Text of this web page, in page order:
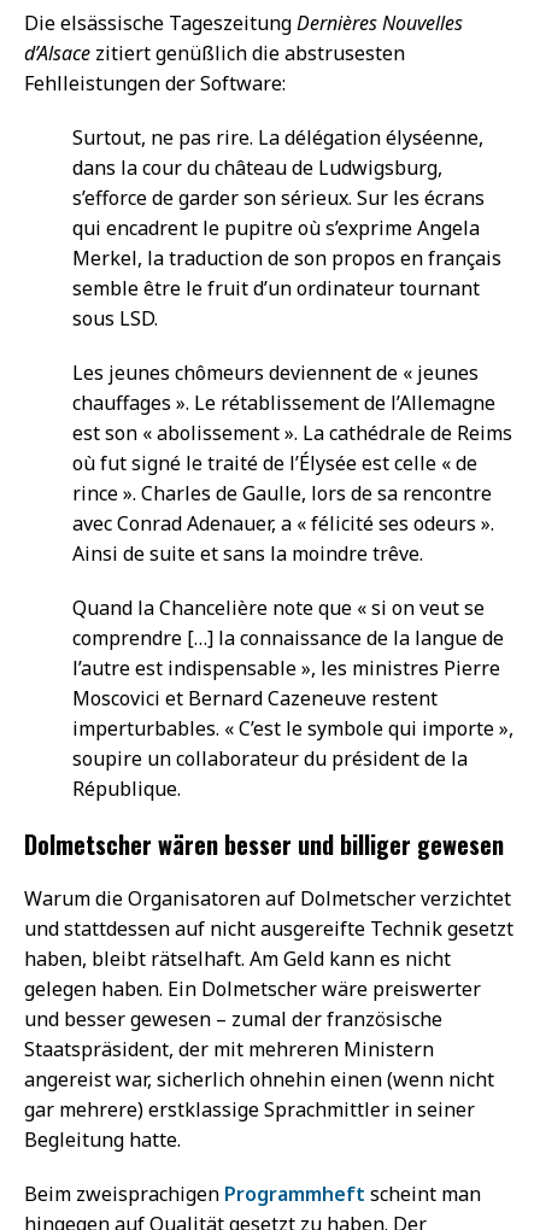
Die elsässische TageszeitungDernières Nouvelles
d’Alsace zitiert genüßlich die abstrusesten
Fehlleistungen der Software:
Surtout, ne pas rire. La délégation élyséenne,
dans la cour du château de Ludwigsburg,
s’efforce de garder son sérieux. Sur les écrans
qui encadrent le pupitre où s’exprime Angela
Merkel, la traduction de son propos en français
semble être le fruit d’un ordinateur tournant
sous LSD.
Les jeunes chômeurs deviennent de « jeunes
chauffages ». Le rétablissement de l’Allemagne
est son « abolissement ». La cathédrale de Reims
où fut signé le traité de l’Élysée est celle « de
rince ». Charles de Gaulle, lors de sa rencontre
avec Conrad Adenauer, a « félicité ses odeurs ».
Ainsi de suite et sans la moindre trêve.
Quand la Chancelière note que « si on veut se
comprendre […] la connaissance de la langue de
l’autre est indispensable », les ministres Pierre
Moscovici et Bernard Cazeneuve restent
imperturbables. « C’est le symbole qui importe »,
soupire un collaborateur du président de la
République.
Dolmetscher wären besser und billiger gewesen
Warum die Organisatoren auf Dolmetscher verzichtet
und stattdessen auf nicht ausgereifte Technik gesetzt
haben, bleibt rätselhaft. Am Geld kann es nicht
gelegen haben. Ein Dolmetscher wäre preiswerter
und besser gewesen – zumal der französische
Staatspräsident, der mit mehreren Ministern
angereist war, sicherlich ohnehin einen (wenn nicht
gar mehrere) erstklassige Sprachmittler in seiner
Begleitung hatte.
Beim zweisprachigen Programmheft scheint man
hingegen auf Qualität gesetzt zu haben. Der